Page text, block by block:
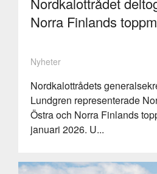
Norra Finlands
Nyheter
Nordkalottrådets
Lundgren representerade
Östra och Norra Finlands
januari 2026. U...